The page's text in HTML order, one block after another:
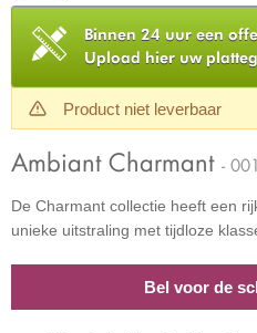
Binnen 24 uur een
Upload hier uw
Product niet leverbaar
Ambiant Charmant -
De Charmant collectie heeft een
unieke uitstraling met tijdloze
Bel voor de